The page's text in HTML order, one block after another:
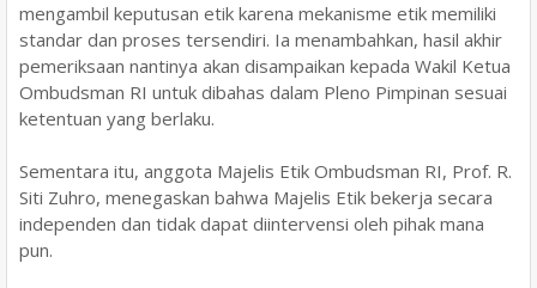
mengambil keputusan etik karena mekanisme etik memiliki
standar dan proses tersendiri. Ia menambahkan, hasil akhir
pemeriksaan nantinya akan disampaikan kepada Wakil Ketua
Ombudsman RI untuk dibahas dalam Pleno Pimpinan sesuai
ketentuan yang berlaku.
Sementara itu, anggota Majelis Etik Ombudsman RI, Prof. R.
Siti Zuhro, menegaskan bahwa Majelis Etik bekerja secara
independen dan tidak dapat diintervensi oleh pihak mana
pun.